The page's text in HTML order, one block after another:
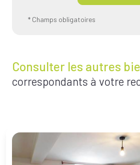
* Champs obligatoires
Consulter les autres
correspondants à votre